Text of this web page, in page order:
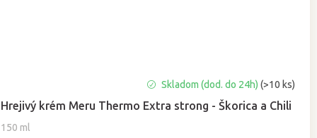
Hrejivý krém Meru Thermo Extra strong - Škorica a Chili
150 ml
hodnotenie
produktu
je
Skladom (dod. do 24h)(>10 ks)